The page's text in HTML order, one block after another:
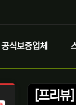
공식보증업체
[프리